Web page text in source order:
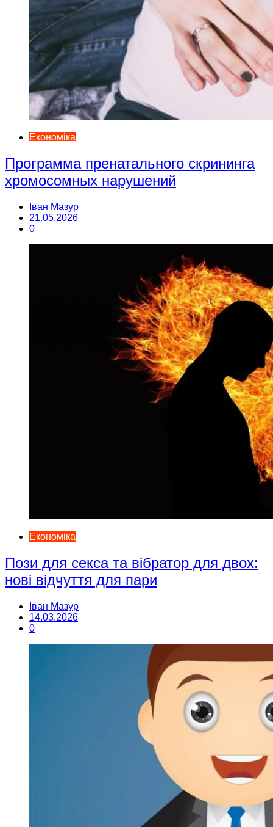
Економіка
Программа пренатального скрининга
хромосомных нарушений
Іван Мазур
21.05.2026
0
Економіка
Пози для секса та вібратор для двох:
нові відчуття для пари
Іван Мазур
14.03.2026
0